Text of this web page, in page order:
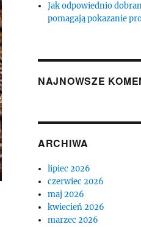
Jak odpowiednio
pomagają pokazanie
NAJNOWSZE
ARCHIWA
lipiec 2026
czerwiec 2026
maj 2026
kwiecień 2026
marzec 2026